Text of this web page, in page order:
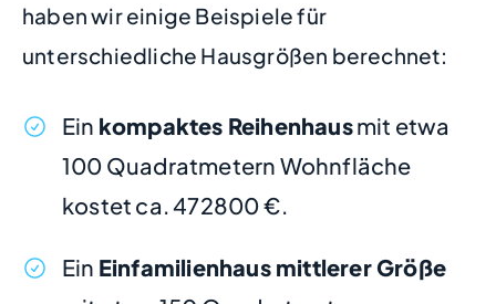
haben wir einige Beispiele für
unterschiedliche Hausgrößen berechnet:
Ein kompaktes Reihenhausmit etwa
100 Quadratmetern Wohnfläche
kostet ca. 472800 €.
Ein Einfamilienhaus mittlerer Größe